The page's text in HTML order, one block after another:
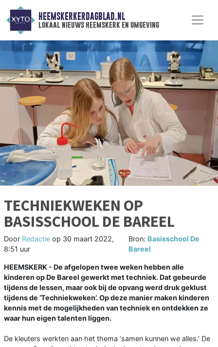
HEEMSKERKERDAGBLAD.NL
lokaal nieuws heemskerk en omgeving
TECHNIEKWEKEN OP
BASISSCHOOL DE BAREEL
Door Redactie op 30 maart 2022,
8:51 uur
Bron: Basisschool De
Bareel
HEEMSKERK - De afgelopen twee weken hebben alle
kinderen op De Bareel gewerkt met techniek. Dat gebeurde
tijdens de lessen, maar ook bij de opvang werd druk geklust
tijdens de ‘Techniekweken’. Op deze manier maken kinderen
kennis met de mogelijkheden van techniek en ontdekken ze
waar hun eigen talenten liggen.
De kleuters werkten aan het thema ‘samen kunnen we alles.’ De